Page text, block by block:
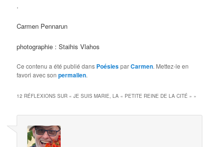
.
Carmen Pennarun
photographie : Staihis Vlahos
Ce contenu a été publié dans PoésiesparCarmen. Mettez-le en
favori avec sonpermalien.
12 RÉFLEXIONS SUR «JE SUIS MARIE, LA « PETITE REINE DE LA CITÉ » »